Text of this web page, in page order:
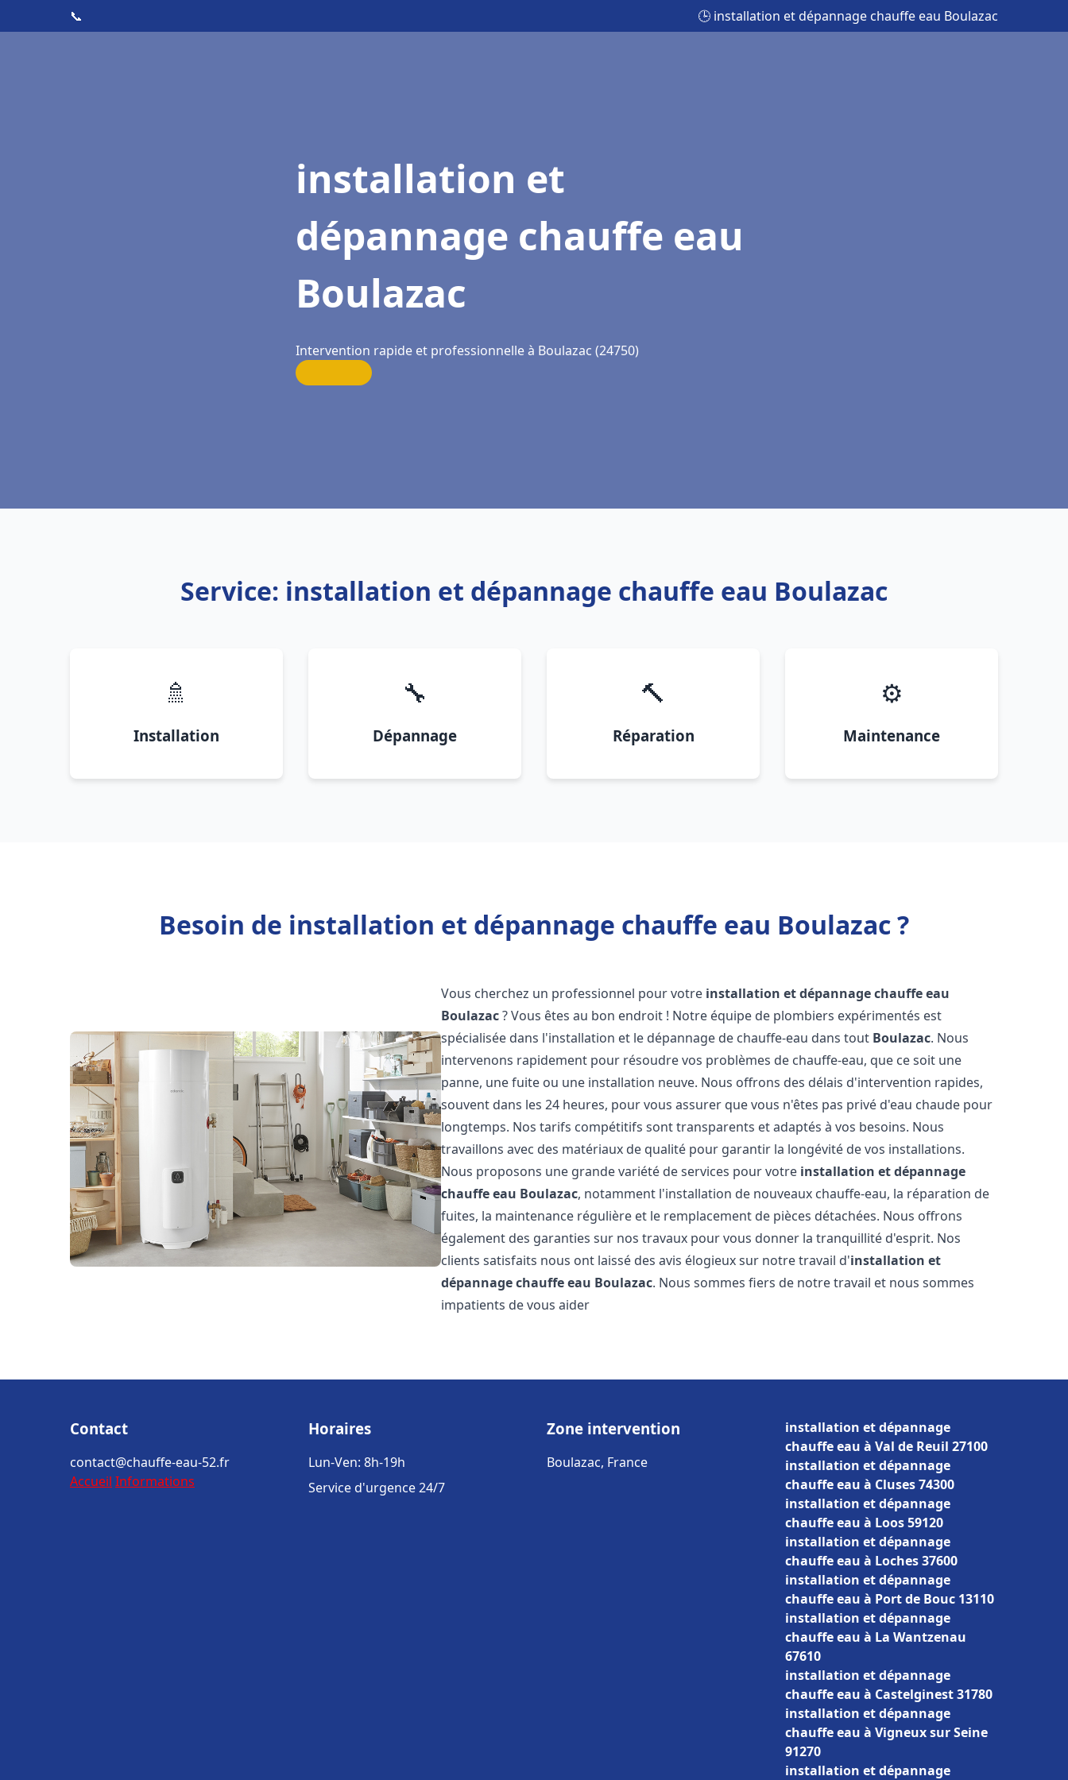
📞 🕒 installation et dépannage chauffe eau Boulazac
installation et
dépannage chauffe eau
Boulazac
Intervention rapide et professionnelle à Boulazac (24750)
Service: installation et dépannage chauffe eau Boulazac
🚿
Installation
🔧
Dépannage
🔨
Réparation
⚙️
Maintenance
Besoin de installation et dépannage chauffe eau Boulazac ?
Vous cherchez un professionnel pour votre installation et dépannage chauffe eau
Boulazac? Vous êtes au bon endroit ! Notre équipe de plombiers expérimentés est
spécialisée dans l'installation et le dépannage de chauffe-eau dans tout Boulazac. Nous
intervenons rapidement pour résoudre vos problèmes de chauffe-eau, que ce soit une
panne, une fuite ou une installation neuve. Nous offrons des délais d'intervention rapides,
souvent dans les 24 heures, pour vous assurer que vous n'êtes pas privé d'eau chaude pour
longtemps. Nos tarifs compétitifs sont transparents et adaptés à vos besoins. Nous
travaillons avec des matériaux de qualité pour garantir la longévité de vos installations.
Nous proposons une grande variété de services pour votre installation et dépannage
chauffe eau Boulazac, notamment l'installation de nouveaux chauffe-eau, la réparation de
fuites, la maintenance régulière et le remplacement de pièces détachées. Nous offrons
également des garanties sur nos travaux pour vous donner la tranquillité d'esprit. Nos
clients satisfaits nous ont laissé des avis élogieux sur notre travail d'installation et
dépannage chauffe eau Boulazac. Nous sommes fiers de notre travail et nous sommes
impatients de vous aider
Contact
contact@chauffe-eau-52.fr
Accueil Informations
Horaires
Lun-Ven: 8h-19h
Service d'urgence 24/7
Zone intervention
Boulazac, France
installation et dépannage
chauffe eau à Val de Reuil 27100
installation et dépannage
chauffe eau à Cluses 74300
installation et dépannage
chauffe eau à Loos 59120
installation et dépannage
chauffe eau à Loches 37600
installation et dépannage
chauffe eau à Port de Bouc 13110
installation et dépannage
chauffe eau à La Wantzenau
67610
installation et dépannage
chauffe eau à Castelginest 31780
installation et dépannage
chauffe eau à Vigneux sur Seine
91270
installation et dépannage